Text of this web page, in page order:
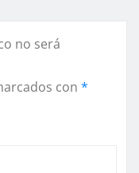
no será
con *